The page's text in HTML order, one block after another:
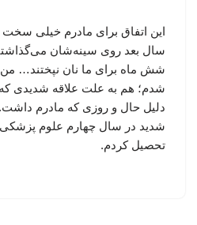
این اتفاق برای مادرم خیلی
سال بعد روی سینه‌شان
شش ماه برای ما نان نپختند…
شدم؛ هم به علت علاقه شدیدی که
دلیل حال و روزی که مادرم
شدید در سال چهارم علوم پزشکی
تحصیل کردم.